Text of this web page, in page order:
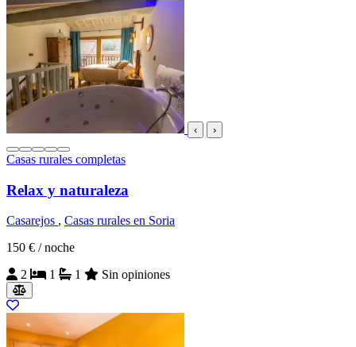
‹ ›
Casas rurales completas
Relax y naturaleza
Casarejos , Casas rurales en Soria
150 € / noche
2
1 1 Sin opiniones